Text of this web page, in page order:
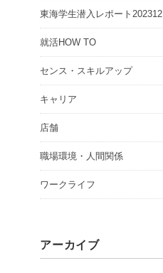
東海学生潜入レポート202312
就活HOW TO
センス・スキルアップ
キャリア
店舗
職場環境・人間関係
ワークライフ
アーカイブ